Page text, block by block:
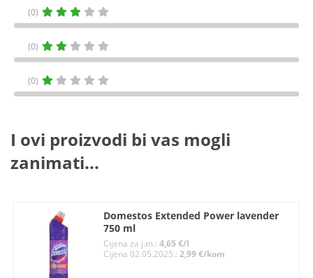
(0)
(0)
(0)
I ovi proizvodi bi vas mogli
zanimati...
Domestos Extended Power lavender
750 ml
Cijena za j.m.: 4,65 €/l
Cijena 02.05.2025.: 2,99 €/kom